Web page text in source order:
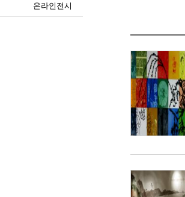
온라인전시